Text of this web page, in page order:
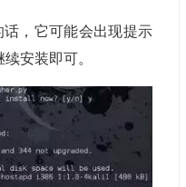
，它可能会出现提示
安装即可。